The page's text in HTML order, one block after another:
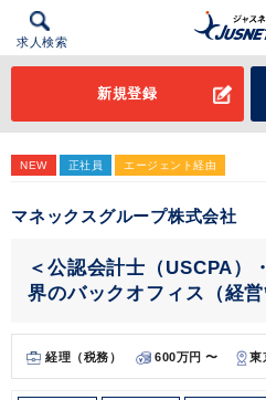
求人検索
新規登録
NEW 正社員 エージェント経由
マネックスグループ株式会社
＜公認会計士（USCPA）
界のバックオフィス（経
経理（税務） 600万円 〜 東